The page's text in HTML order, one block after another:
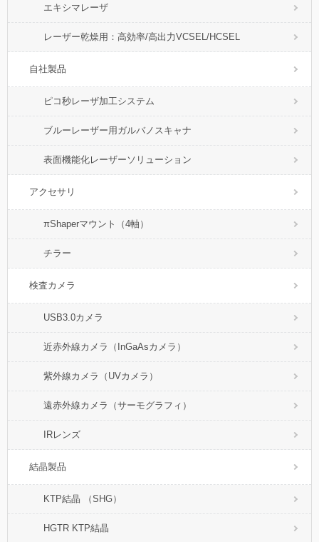
エキシマレーザ
レーザー乾燥用：高効率/高出力VCSEL/HCSEL
自社製品
ピコ秒レーザ加工システム
ブルーレーザー用ガルバノスキャナ
表面機能化レーザーソリューション
アクセサリ
πShaperマウント（4軸）
チラー
検査カメラ
USB3.0カメラ
近赤外線カメラ（InGaAsカメラ）
紫外線カメラ（UVカメラ）
遠赤外線カメラ（サーモグラフィ）
IRレンズ
結晶製品
KTP結晶 （SHG）
HGTR KTP結晶